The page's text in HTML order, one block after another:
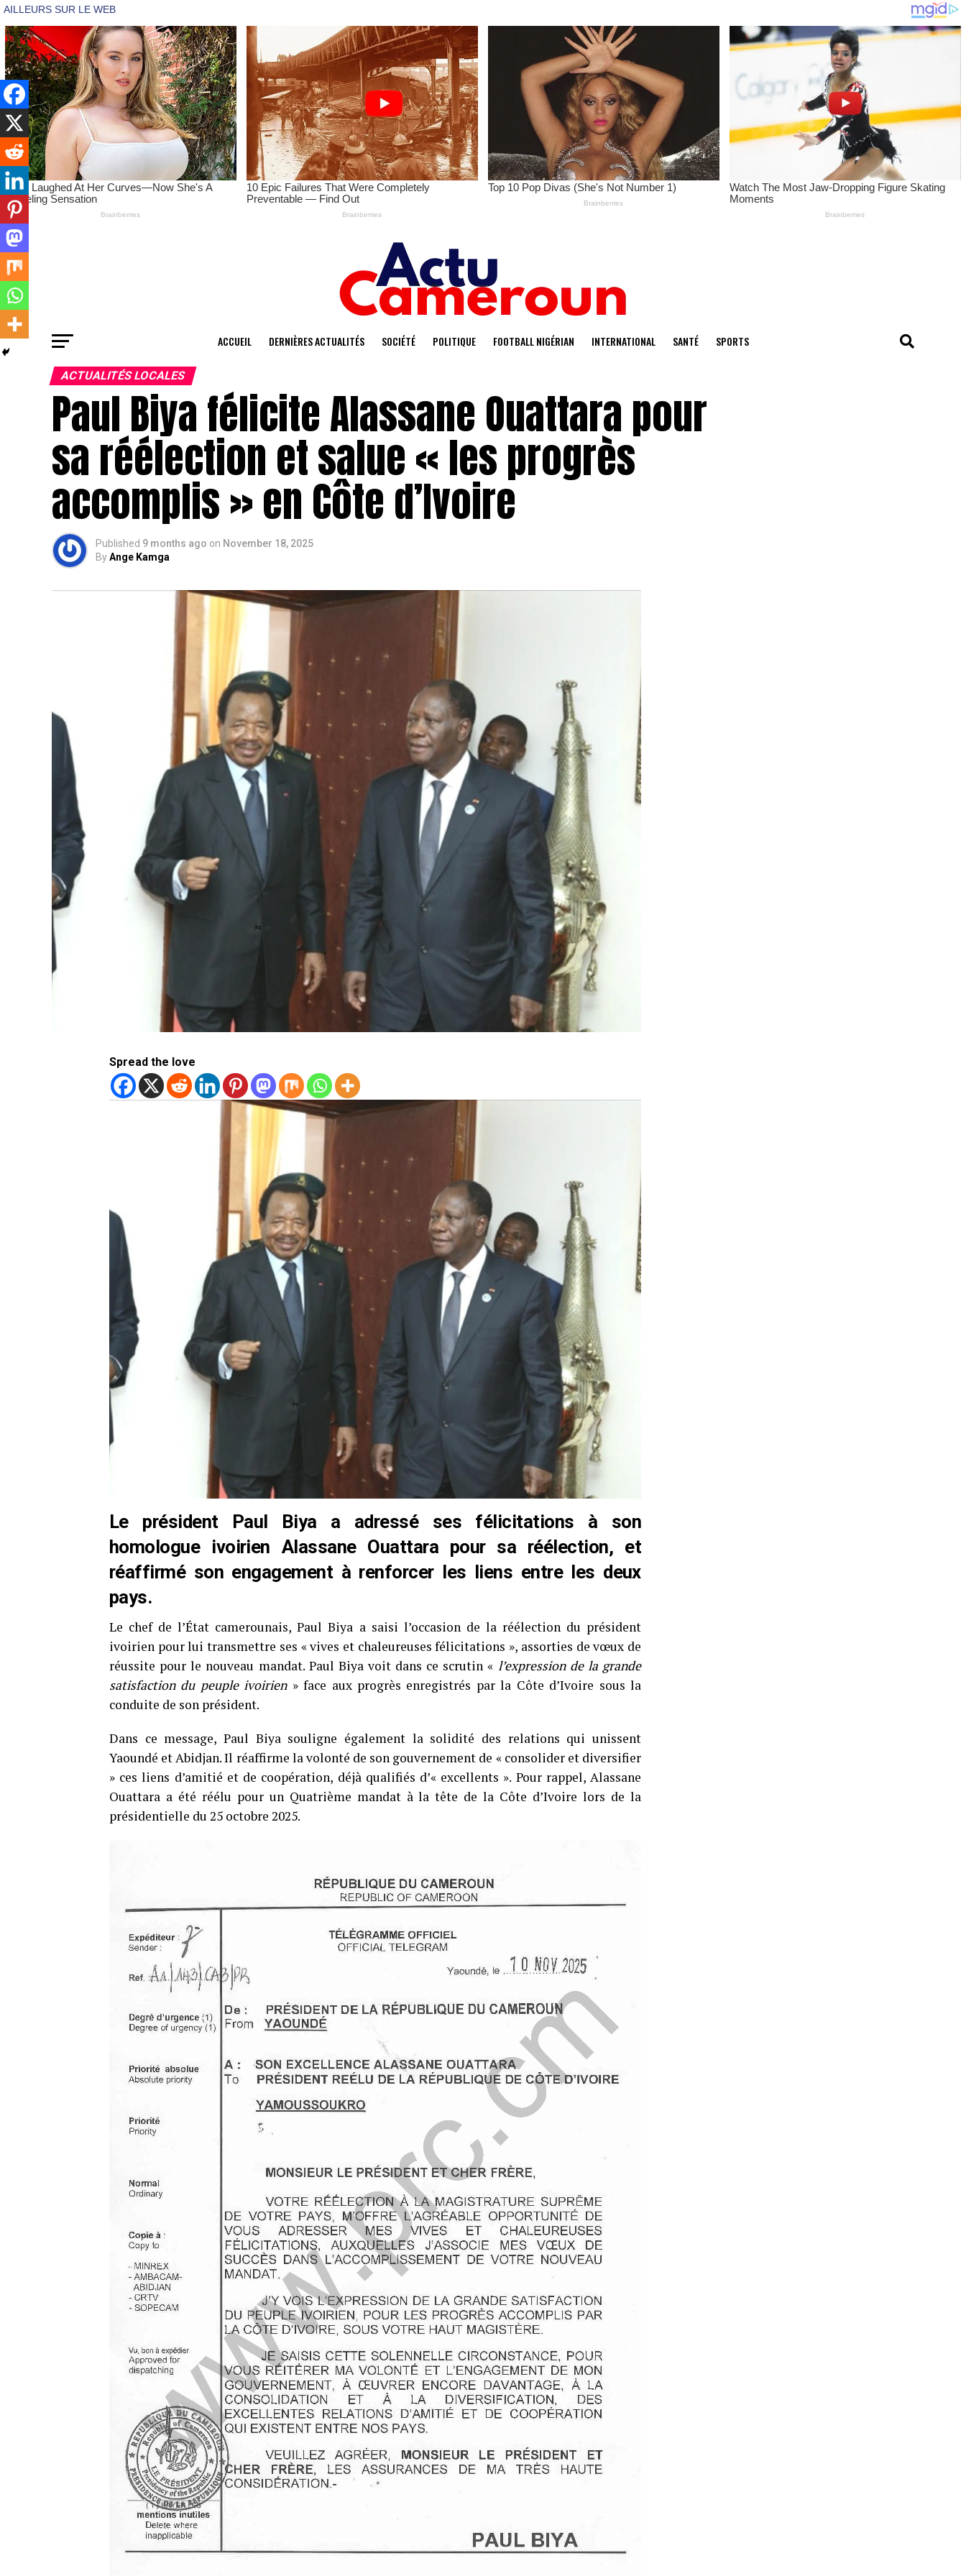
ACCUEIL DERNIÈRES ACTUALITÉS SOCIÉTÉ POLITIQUE FOOTBALL NIGÉRIAN INTERNATIONAL SANTÉ SPORTS
ACTUALITÉS LOCALES
Paul Biya félicite Alassane Ouattara pour
sa réélection et salue « les progrès
accomplis » en Côte d’Ivoire
Published 9 months ago on November 18, 2025
ByAnge Kamga
Spread the love
Le président Paul Biya a adressé ses félicitations à son
homologue ivoirien Alassane Ouattara pour sa réélection, et
réaffirmé son engagement à renforcer les liens entre les deux
pays.
Le chef de l’État camerounais, Paul Biya a saisi l’occasion de la réélection du président
ivoirien pour lui transmettre ses « vives et chaleureuses félicitations », assorties de vœux de
réussite pour le nouveau mandat. Paul Biya voit dans ce scrutin « l’expression de la grande
satisfaction du peuple ivoirien» face aux progrès enregistrés par la Côte d’Ivoire sous la
conduite de son président.
Dans ce message, Paul Biya souligne également la solidité des relations qui unissent
Yaoundé et Abidjan. Il réaffirme la volonté de son gouvernement de « consolider et diversifier
» ces liens d’amitié et de coopération, déjà qualifiés d’« excellents ». Pour rappel, Alassane
Ouattara a été réélu pour un Quatrième mandat à la tête de la Côte d’Ivoire lors de la
présidentielle du 25 octobre 2025.